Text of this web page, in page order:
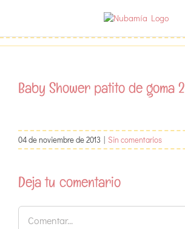
Baby Shower patito de goma 2
04 de noviembre de 2013 | Sin comentarios
Deja tu comentario
Comentar